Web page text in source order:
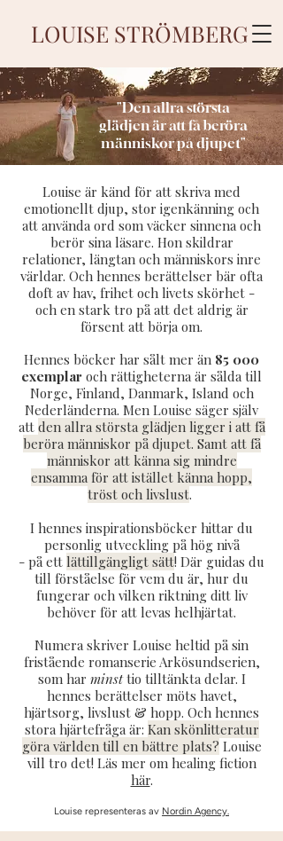
LOUISE STRÖMBERG
"Den allra största
glädjen är att få beröra
människor på djupet"
Louise är känd för att skriva med
emotionellt djup, stor igenkänning och
att använda ord som väcker sinnena och
berör sina läsare. Hon skildrar
relationer, längtan och människors inre
världar. Och hennes berättelser bär ofta
doft av hav, frihet och livets skörhet -
och en stark tro på att det aldrig är
försent att börja om.
Hennes böcker har sålt mer än 85 000
exemplar och rättigheterna är sålda till
Norge, Finland, Danmark, Island och
Nederländerna. Men Louise säger själv
att den allra största glädjen ligger i att få
beröra människor på djupet. Samt att få
människor att känna sig mindre
ensamma för att istället känna hopp,
tröst och livslust.
I hennes inspirationsböcker hittar du
personlig utveckling på hög nivå
- på ett lättillgängligt sätt! Där guidas du
till förståelse för vem du är, hur du
fungerar och vilken riktning ditt liv
behöver för att levas helhjärtat.
Numera skriver Louise heltid på sin
fristående romanserie Arkösundserien,
som har minsttio tilltänkta delar. I
hennes berättelser möts havet,
hjärtsorg, livslust & hopp. Och hennes
stora hjärtefråga är: Kan skönlitteratur
göra världen till en bättre plats? Louise
vill tro det! Läs mer om healing fiction
här.
Louise representeras av Nordin Agency.